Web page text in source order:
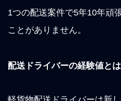
1つの配送案件で5年10年頑
ことがありません。
配送ドライバーの経験値とは